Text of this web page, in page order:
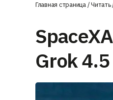
Главная страница/Читать
Grok 4.5